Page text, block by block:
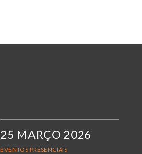
25 MARÇO 2026
EVENTOS PRESENCIAIS